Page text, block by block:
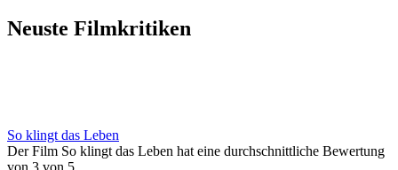
Neuste Filmkritiken
So klingt das Leben
Der Film So klingt das Leben hat eine durchschnittliche Bewertung
von 3 von 5